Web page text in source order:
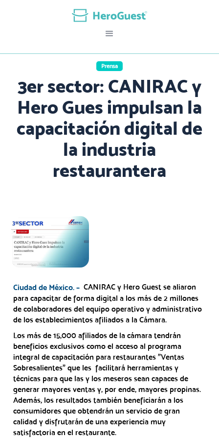
Prensa
3er sector: CANIRAC y
Hero Gues impulsan la
capacitación digital de
la industria
restaurantera
Ciudad de México. – CANIRAC y Hero Guest se aliaron
para capacitar de forma digital a los más de 2 millones
de colaboradores del equipo operativo y administrativo
de los establecimientos afiliados a la Cámara.
Los más de 15,000 afiliados de la cámara tendrán
beneficios exclusivos como el acceso al programa
integral de capacitación para restaurantes "Ventas
Sobresalientes" que les facilitará herramientas y
técnicas para que las y los meseros sean capaces de
generar mayores ventas y, por ende, mayores propinas.
Además, los resultados también beneficiarán a los
consumidores que obtendrán un servicio de gran
calidad y disfrutarán de una experiencia muy
satisfactoria en el restaurante.